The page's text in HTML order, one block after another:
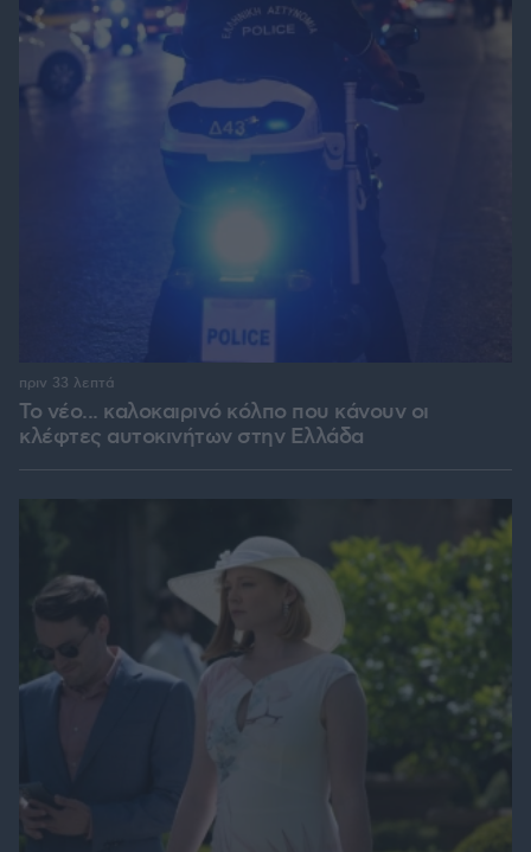
Το νέο... καλοκαιρινό κόλπο που κάνουν οι
κλέφτες αυτοκινήτων στην Ελλάδα
πριν 33 λεπτά